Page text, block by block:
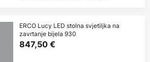
ERCO Lucy LED stolna svjetiljka na
zavrtanje bijela 930
847,50 €